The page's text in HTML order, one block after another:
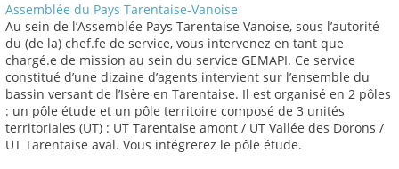
Assemblée du Pays Tarentaise-Vanoise
Au sein de l’Assemblée Pays Tarentaise Vanoise, sous l’autorité
du (de la) chef.fe de service, vous intervenez en tant que
chargé.e de mission au sein du service GEMAPI. Ce service
constitué d’une dizaine d’agents intervient sur l’ensemble du
bassin versant de l’Isère en Tarentaise. Il est organisé en 2 pôles
: un pôle étude et un pôle territoire composé de 3 unités
territoriales (UT) : UT Tarentaise amont / UT Vallée des Dorons /
UT Tarentaise aval. Vous intégrerez le pôle étude.